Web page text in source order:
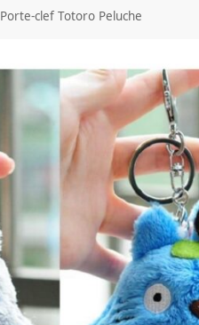
Porte-clef Totoro Peluche